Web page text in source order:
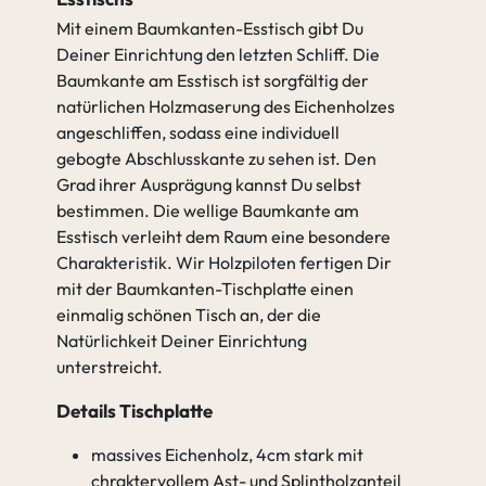
gehen zu Tischplatte
Mit einem Baumkanten-Esstisch gibt Du
Deiner Einrichtung den letzten Schliff. Die
Baumkante am Esstisch ist sorgfältig der
natürlichen Holzmaserung des Eichenholzes
angeschliffen, sodass eine individuell
gebogte Abschlusskante zu sehen ist. Den
Grad ihrer Ausprägung kannst Du selbst
bestimmen. Die wellige Baumkante am
Esstisch verleiht dem Raum eine besondere
Charakteristik. Wir Holzpiloten fertigen Dir
mit der Baumkanten-Tischplatte einen
einmalig schönen Tisch an, der die
Natürlichkeit Deiner Einrichtung
unterstreicht.
Details Tischplatte
massives Eichenholz, 4cm stark mit
chraktervollem Ast- und Splintholzanteil